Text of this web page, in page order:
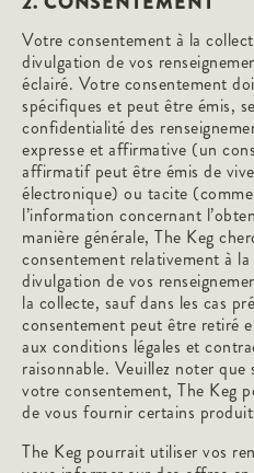
Votre consentement à la
divulgation de vos
éclairé. Votre consentement
spécifiques et peut être émis,
confidentialité des
expresse et affirmative (un
affirmatif peut être émis de
électronique) ou tacite
l’information concernant
manière générale, The Keg
consentement relativement à
divulgation de vos
la collecte, sauf dans les cas
consentement peut être retiré
aux conditions légales et
raisonnable. Veuillez noter que
votre consentement, The Keg
de vous fournir certains
The Keg pourrait utiliser vos